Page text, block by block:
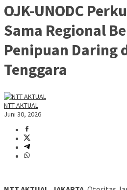
OJK-UNODC
Sama Regional
Penipuan Daring
Tenggara
NTT AKTUAL
Juni 30, 2026